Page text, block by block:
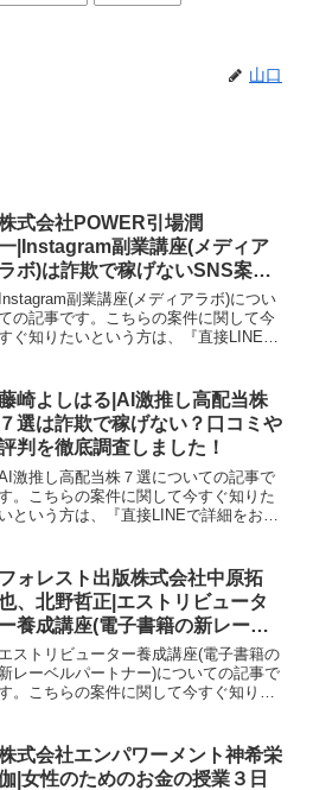
山口
式会社POWER引場潤
|Instagram副業講座(メディア
ラボ)は詐欺で稼げないSNS案
件？口コミや評判を徹底調査しま
た！
Instagram副業講座(メディアラボ)につい
の記事です。こちらの案件に関して今
ぐ知りたいという方は、『直接LINEで
いという方にも、自分が実際にやって
て、稼...
崎よしはる|AI激推し高配当株
７選は詐欺で稼げない？口コミや
判を徹底調査しました！
激推し高配当株７選についての記事で
。こちらの案件に関して今すぐ知りた
いという方は、『直接LINEで詳細をお答
いう方は、自分が実際にやっていて、稼
げている案件を無料でプ...
フォレスト出版株式会社中原拓
、北野哲正|エストリビュータ
ー養成講座(電子書籍の新レーベ
ルパートナー)は詐欺で稼げな
い？口コミや評判を徹底調査しま
た！
エストリビューター養成講座(電子書籍の
新レーベルパートナー)についての記事で
。こちらの案件に関して今すぐ知りた
！』また稼げる案件を教えて欲しいと
いう方は、自分が実際...
式会社エンパワーメント神希栄
|女性のためのお金の授業３日